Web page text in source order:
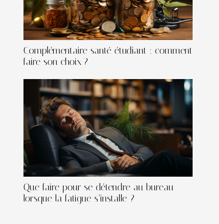
Complémentaire santé étudiant : comment
faire son choix ?
Que faire pour se détendre au bureau
lorsque la fatigue s’installe ?